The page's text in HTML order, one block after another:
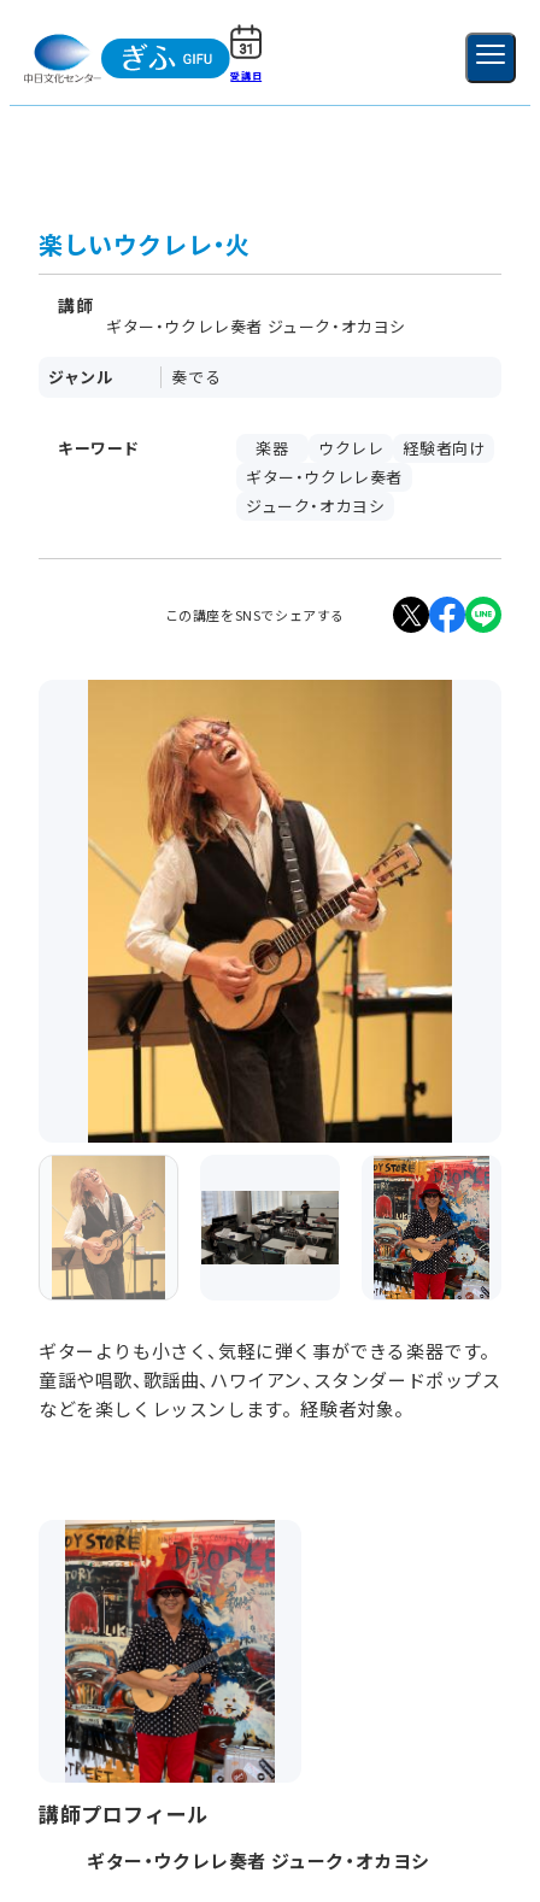
受講日 新規登録
楽しいウクレレ・火
講師
ギター・ウクレレ奏者 ジューク・オカヨシ
ジャンル 奏でる
キーワード 楽器 ウクレレ
経験者向け
ギター・ウクレレ奏者
ジューク・オカヨシ
この講座をSNSでシェアする
ギターよりも小さく、気軽に弾く事ができる楽器です。
童謡や唱歌、歌謡曲、ハワイアン、スタンダードポップス
などを楽しくレッスンします。経験者対象。
講師プロフィール
ギター・ウクレレ奏者 ジューク・オカヨシ